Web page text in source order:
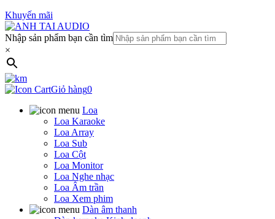
Khuyến mãi
Nhập sản phẩm bạn cần tìm
×
Giỏ hàng0
Loa
Loa Karaoke
Loa Array
Loa Sub
Loa Cột
Loa Monitor
Loa Nghe nhạc
Loa Âm trần
Loa Xem phim
Dàn âm thanh